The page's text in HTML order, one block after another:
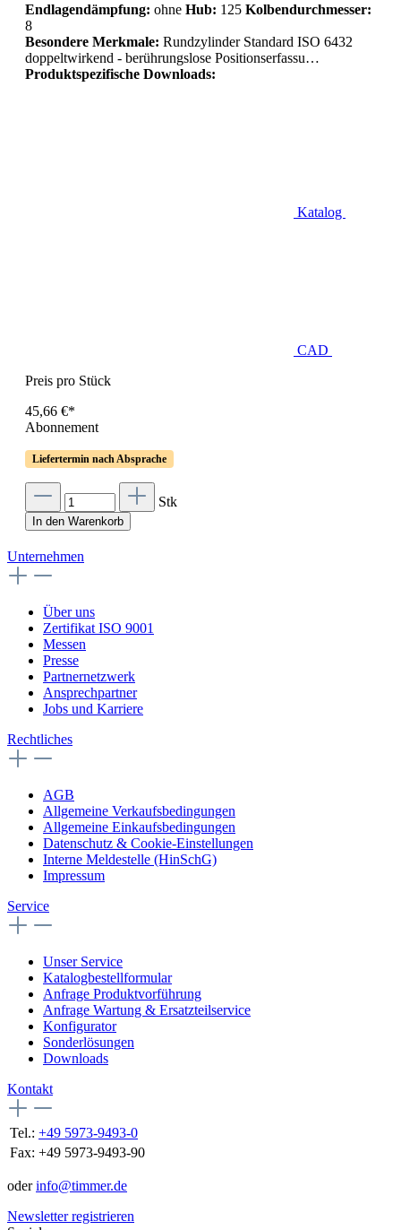
Endlagendämpfung: ohne Hub: 125 Kolbendurchmesser:
8
Besondere Merkmale: Rundzylinder Standard ISO 6432
doppeltwirkend - berührungslose Positionserfassu…
Produktspezifische Downloads:
Katalog
CAD
Preis pro Stück
45,66 €*
Abonnement
Liefertermin nach Absprache
Stk
In den Warenkorb
Unternehmen
Über uns
Zertifikat ISO 9001
Messen
Presse
Partnernetzwerk
Ansprechpartner
Jobs und Karriere
Rechtliches
AGB
Allgemeine Verkaufsbedingungen
Allgemeine Einkaufsbedingungen
Datenschutz & Cookie-Einstellungen
Interne Meldestelle (HinSchG)
Impressum
Service
Unser Service
Katalogbestellformular
Anfrage Produktvorführung
Anfrage Wartung & Ersatzteilservice
Konfigurator
Sonderlösungen
Downloads
Kontakt
Tel.: +49 5973-9493-0
Fax: +49 5973-9493-90
oderinfo@timmer.de
Newsletter registrieren